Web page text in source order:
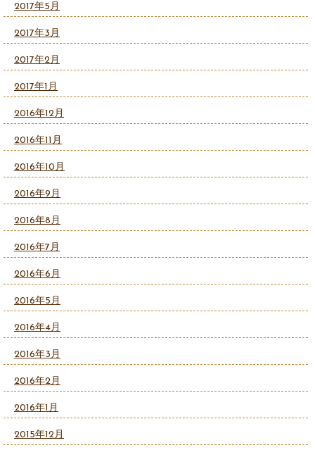
2017年5月
2017年3月
2017年2月
2017年1月
2016年12月
2016年11月
2016年10月
2016年9月
2016年8月
2016年7月
2016年6月
2016年5月
2016年4月
2016年3月
2016年2月
2016年1月
2015年12月